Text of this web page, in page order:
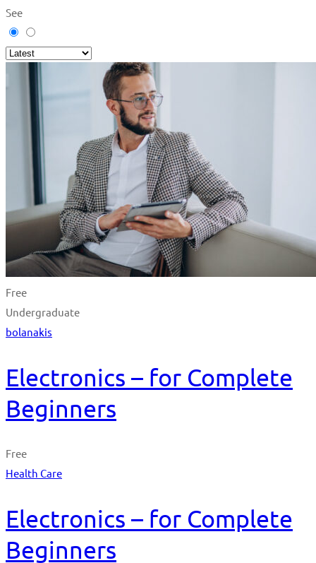
See
Free
Undergraduate
bolanakis
Electronics – for Complete
Beginners
Free
Health Care
Electronics – for Complete
Beginners